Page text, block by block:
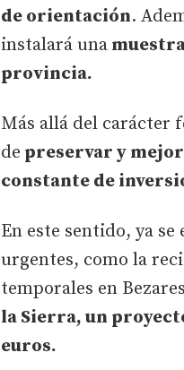
de orientación.
instalará una
provincia.
Más allá del carácter
de preservar y
constante de
En este sentido, ya
urgentes, como la
temporales en
la Sierra, un
euros.